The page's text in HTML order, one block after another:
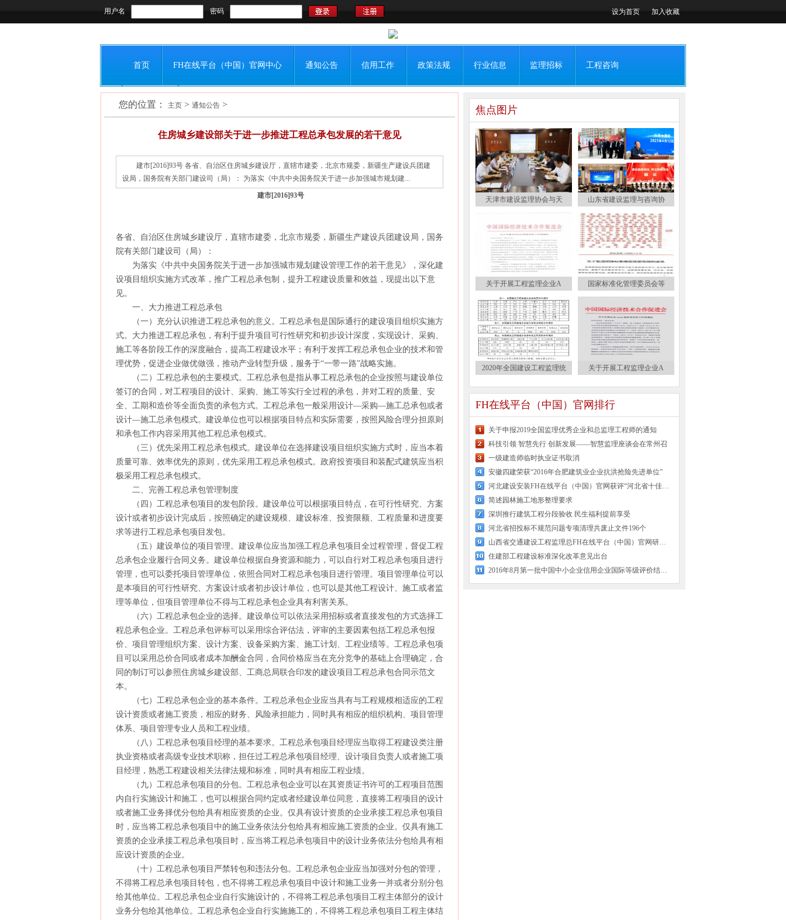
用户名 密码 设为首页 加入收藏
首页 FH在线平台（中国）官网中心 通知公告 信用工作 政策法规 行业信息 监理招标 工程咨询
会员之窗 联系我们
您的位置： 主页 > 通知公告 >
住房城乡建设部关于进一步推进工程总承包发展的若干意见
建市[2016]93号 各省、自治区住房城乡建设厅，直辖市建委，北京市规委，新疆生产建设兵团建
设局，国务院有关部门建设司（局）： 为落实《中共中央国务院关于进一步加强城市规划建...
建市[2016]93号
各省、自治区住房城乡建设厅，直辖市建委，北京市规委，新疆生产建设兵团建设局，国务
院有关部门建设司（局）：
为落实《中共中央国务院关于进一步加强城市规划建设管理工作的若干意见》，深化建
设项目组织实施方式改革，推广工程总承包制，提升工程建设质量和效益，现提出以下意
见。
一、大力推进工程总承包
（一）充分认识推进工程总承包的意义。工程总承包是国际通行的建设项目组织实施方
式。大力推进工程总承包，有利于提升项目可行性研究和初步设计深度，实现设计、采购、
施工等各阶段工作的深度融合，提高工程建设水平；有利于发挥工程总承包企业的技术和管
理优势，促进企业做优做强，推动产业转型升级，服务于“一带一路”战略实施。
（二）工程总承包的主要模式。工程总承包是指从事工程总承包的企业按照与建设单位
签订的合同，对工程项目的设计、采购、施工等实行全过程的承包，并对工程的质量、安
全、工期和造价等全面负责的承包方式。工程总承包一般采用设计—采购—施工总承包或者
设计—施工总承包模式。建设单位也可以根据项目特点和实际需要，按照风险合理分担原则
和承包工作内容采用其他工程总承包模式。
（三）优先采用工程总承包模式。建设单位在选择建设项目组织实施方式时，应当本着
质量可靠、效率优先的原则，优先采用工程总承包模式。政府投资项目和装配式建筑应当积
极采用工程总承包模式。
二、完善工程总承包管理制度
（四）工程总承包项目的发包阶段。建设单位可以根据项目特点，在可行性研究、方案
设计或者初步设计完成后，按照确定的建设规模、建设标准、投资限额、工程质量和进度要
求等进行工程总承包项目发包。
（五）建设单位的项目管理。建设单位应当加强工程总承包项目全过程管理，督促工程
总承包企业履行合同义务。建设单位根据自身资源和能力，可以自行对工程总承包项目进行
管理，也可以委托项目管理单位，依照合同对工程总承包项目进行管理。项目管理单位可以
是本项目的可行性研究、方案设计或者初步设计单位，也可以是其他工程设计、施工或者监
理等单位，但项目管理单位不得与工程总承包企业具有利害关系。
（六）工程总承包企业的选择。建设单位可以依法采用招标或者直接发包的方式选择工
程总承包企业。工程总承包评标可以采用综合评估法，评审的主要因素包括工程总承包报
价、项目管理组织方案、设计方案、设备采购方案、施工计划、工程业绩等。工程总承包项
目可以采用总价合同或者成本加酬金合同，合同价格应当在充分竞争的基础上合理确定，合
同的制订可以参照住房城乡建设部、工商总局联合印发的建设项目工程总承包合同示范文
本。
（七）工程总承包企业的基本条件。工程总承包企业应当具有与工程规模相适应的工程
设计资质或者施工资质，相应的财务、风险承担能力，同时具有相应的组织机构、项目管理
体系、项目管理专业人员和工程业绩。
（八）工程总承包项目经理的基本要求。工程总承包项目经理应当取得工程建设类注册
执业资格或者高级专业技术职称，担任过工程总承包项目经理、设计项目负责人或者施工项
目经理，熟悉工程建设相关法律法规和标准，同时具有相应工程业绩。
（九）工程总承包项目的分包。工程总承包企业可以在其资质证书许可的工程项目范围
内自行实施设计和施工，也可以根据合同约定或者经建设单位同意，直接将工程项目的设计
或者施工业务择优分包给具有相应资质的企业。仅具有设计资质的企业承接工程总承包项目
时，应当将工程总承包项目中的施工业务依法分包给具有相应施工资质的企业。仅具有施工
资质的企业承接工程总承包项目时，应当将工程总承包项目中的设计业务依法分包给具有相
应设计资质的企业。
（十）工程总承包项目严禁转包和违法分包。工程总承包企业应当加强对分包的管理，
不得将工程总承包项目转包，也不得将工程总承包项目中设计和施工业务一并或者分别分包
给其他单位。工程总承包企业自行实施设计的，不得将工程总承包项目工程主体部分的设计
业务分包给其他单位。工程总承包企业自行实施施工的，不得将工程总承包项目工程主体结
焦点图片
天津市建设监理协会与天 山东省建设监理与咨询协
关于开展工程监理企业A 国家标准化管理委员会等
2020年全国建设工程监理统 关于开展工程监理企业A
FH在线平台（中国）官网排行
关于申报2019全国监理优秀企业和总监理工程师的通知
科技引领 智慧先行 创新发展——智慧监理座谈会在常州召
一级建造师临时执业证书取消
安徽四建荣获“2016年合肥建筑业企业抗洪抢险先进单位”
河北建设安装FH在线平台（中国）官网获评“河北省十佳诚信企业”
简述园林施工地形整理要求
深圳推行建筑工程分段验收 民生福利提前享受
河北省招投标不规范问题专项清理共废止文件196个
山西省交通建设工程监理总FH在线平台（中国）官网研发的两项成果获得国家
住建部工程建设标准深化改革意见出台
2016年8月第一批中国中小企业信用企业国际等级评价结果公